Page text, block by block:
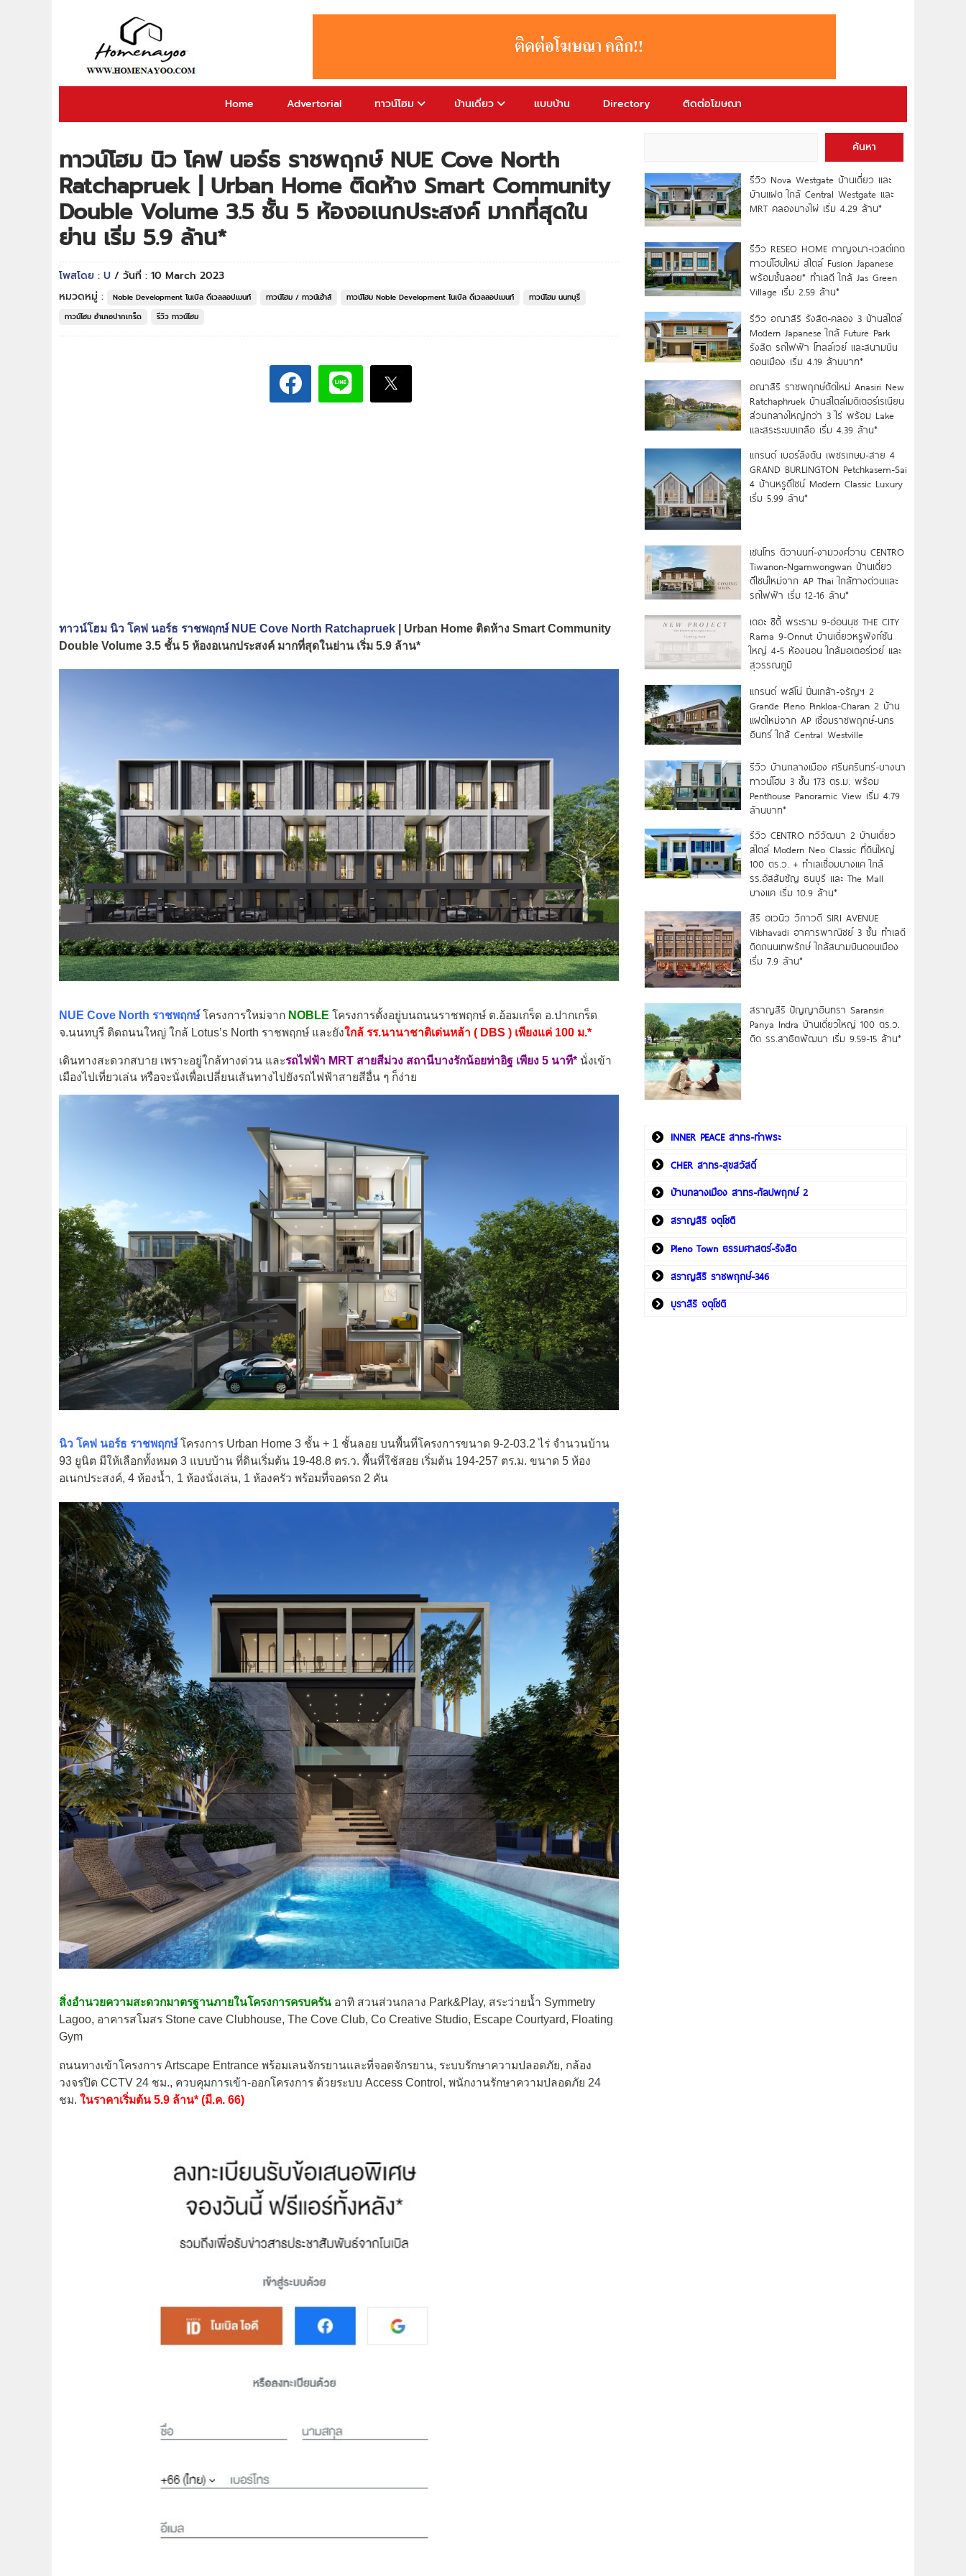
Home Advertorial ทาวน์โฮม บ้านเดี่ยว แบบบ้าน Directory ติดต่อโฆษณา
ทาวน์โฮม นิว โคฟ นอร์ธ ราชพฤกษ์ NUE Cove North
Ratchapruek | Urban Home ติดห้าง Smart Community
Double Volume 3.5 ชั้น 5 ห้องอเนกประสงค์ มากที่สุดใน
ย่าน เริ่ม 5.9 ล้าน*
โพสโดย : U / วันที่ : 10 March 2023
หมวดหมู่ :
Noble Development โนเบิล ดีเวลลอปเมนท์ ทาวน์โฮม / ทาวน์เฮ้าส์ ทาวน์โฮม Noble Development โนเบิล ดีเวลลอปเมนท์
ทาวน์โฮม นนทบุรี
ทาวน์โฮม อำเภอปากเกร็ด
รีวิว ทาวน์โฮม
ทาวน์โฮม นิว โคฟ นอร์ธ ราชพฤกษ์ NUE Cove North Ratchapruek | Urban Home ติดห้าง Smart Community
Double Volume 3.5 ชั้น 5 ห้องอเนกประสงค์ มากที่สุดในย่าน เริ่ม 5.9 ล้าน*
NUE Cove North ราชพฤกษ์โครงการใหม่จาก NOBLE โครงการตั้งอยู่บนถนนราชพฤกษ์ ต.อ้อมเกร็ด อ.ปากเกร็ด
จ.นนทบุรี ติดถนนใหญ่ ใกล้ Lotus’s North ราชพฤกษ์ และยังใกล้ รร.นานาชาติเด่นหล้า ( DBS ) เพียงแค่ 100 ม.*
เดินทางสะดวกสบาย เพราะอยู่ใกล้ทางด่วน และรถไฟฟ้า MRT สายสีม่วง สถานีบางรักน้อยท่าอิฐ เพียง 5 นาที* นั่งเข้า
เมืองไปเที่ยวเล่น หรือจะนั่งเพื่อเปลี่ยนเส้นทางไปยังรถไฟฟ้าสายสีอื่น ๆ ก็ง่าย
นิว โคฟ นอร์ธ ราชพฤกษ์โครงการ Urban Home 3 ชั้น + 1 ชั้นลอย บนพื้นที่โครงการขนาด 9-2-03.2 ไร่ จำนวนบ้าน
93 ยูนิต มีให้เลือกทั้งหมด 3 แบบบ้าน ที่ดินเริ่มต้น 19-48.8 ตร.ว. พื้นที่ใช้สอย เริ่มต้น 194-257 ตร.ม. ขนาด 5 ห้อง
อเนกประสงค์, 4 ห้องน้ำ, 1 ห้องนั่งเล่น, 1 ห้องครัว พร้อมที่จอดรถ 2 คัน
สิ่งอำนวยความสะดวกมาตรฐานภายในโครงการครบครัน อาทิ สวนส่วนกลาง Park&Play, สระว่ายน้ำ Symmetry
Lagoo, อาคารสโมสร Stone cave Clubhouse, The Cove Club, Co Creative Studio, Escape Courtyard, Floating
Gym
ถนนทางเข้าโครงการ Artscape Entrance พร้อมเลนจักรยานและที่จอดจักรยาน, ระบบรักษาความปลอดภัย, กล้อง
วงจรปิด CCTV 24 ชม., ควบคุมการเข้า-ออกโครงการ ด้วยระบบ Access Control, พนักงานรักษาความปลอดภัย 24
ชม. ในราคาเริ่มต้น 5.9 ล้าน* (มี.ค. 66)
ค้นหา
รีวิว Nova Westgate บ้านเดี่ยว และ
บ้านแฝด ใกล้ Central Westgate และ
MRT คลองบางไผ่ เริ่ม 4.29 ล้าน*
รีวิว RESEO HOME กาญจนา-เวสต์เกต
ทาวน์โฮมใหม่ สไตล์ Fusion Japanese
พร้อมชั้นลอย* ทำเลดี ใกล้ Jas Green
Village เริ่ม 2.59 ล้าน*
รีวิว อณาสิริ รังสิต-คลอง 3 บ้านสไตล์
Modern Japanese ใกล้ Future Park
รังสิต รถไฟฟ้า โทลล์เวย์ และสนามบิน
ดอนเมือง เริ่ม 4.19 ล้านบาท*
อณาสิริ ราชพฤกษ์ตัดใหม่ Anasiri New
Ratchaphruek บ้านสไตล์เมดิเตอร์เรเนียน
ส่วนกลางใหญ่กว่า 3 ไร่ พร้อม Lake
และสระระบบเกลือ เริ่ม 4.39 ล้าน*
แกรนด์ เบอร์ลิงตัน เพชรเกษม-สาย 4
GRAND BURLINGTON Petchkasem-Sai
4 บ้านหรูดีไซน์ Modern Classic Luxury
เริ่ม 5.99 ล้าน*
เซนโทร ติวานนท์-งามวงศ์วาน CENTRO
Tiwanon-Ngamwongwan บ้านเดี่ยว
ดีไซน์ใหม่จาก AP Thai ใกล้ทางด่วนและ
รถไฟฟ้า เริ่ม 12-16 ล้าน*
เดอะ ซิตี้ พระราม 9-อ่อนนุช THE CITY
Rama 9-Onnut บ้านเดี่ยวหรูฟังก์ชัน
ใหญ่ 4-5 ห้องนอน ใกล้มอเตอร์เวย์ และ
สุวรรณภูมิ
แกรนด์ พลีโน่ ปิ่นเกล้า-จรัญฯ 2
Grande Pleno Pinkloa-Charan 2 บ้าน
แฝดใหม่จาก AP เชื่อมราชพฤกษ์-นคร
อินทร์ ใกล้ Central Westville
รีวิว บ้านกลางเมือง ศรีนครินทร์-บางนา
ทาวน์โฮม 3 ชั้น 173 ตร.ม. พร้อม
Penthouse Panoramic View เริ่ม 4.79
ล้านบาท*
รีวิว CENTRO ทวีวัฒนา 2 บ้านเดี่ยว
สไตล์ Modern Neo Classic ที่ดินใหญ่
100 ตร.ว. + ทำเลเชื่อมบางแค ใกล้
รร.อัสสัมชัญ ธนบุรี และ The Mall
บางแค เริ่ม 10.9 ล้าน*
สิริ อเวนิว วิภาวดี SIRI AVENUE
Vibhavadi อาคารพาณิชย์ 3 ชั้น ทำเลดี
ติดถนนเทพรักษ์ ใกล้สนามบินดอนเมือง
เริ่ม 7.9 ล้าน*
สราญสิริ ปัญญาอินทรา Saransiri
Panya Indra บ้านเดี่ยวใหญ่ 100 ตร.ว.
ดิด รร.สาธิตพัฒนา เริ่ม 9.59-15 ล้าน*
INNER PEACE สาทร-ท่าพระ
CHER สาทร-สุขสวัสดิ์
บ้านกลางเมือง สาทร-กัลปพฤกษ์ 2
สราญสิริ จตุโชติ
Pleno Town ธรรมศาสตร์-รังสิต
สราญสิริ ราชพฤกษ์-346
บุราสิริ จตุโชติ